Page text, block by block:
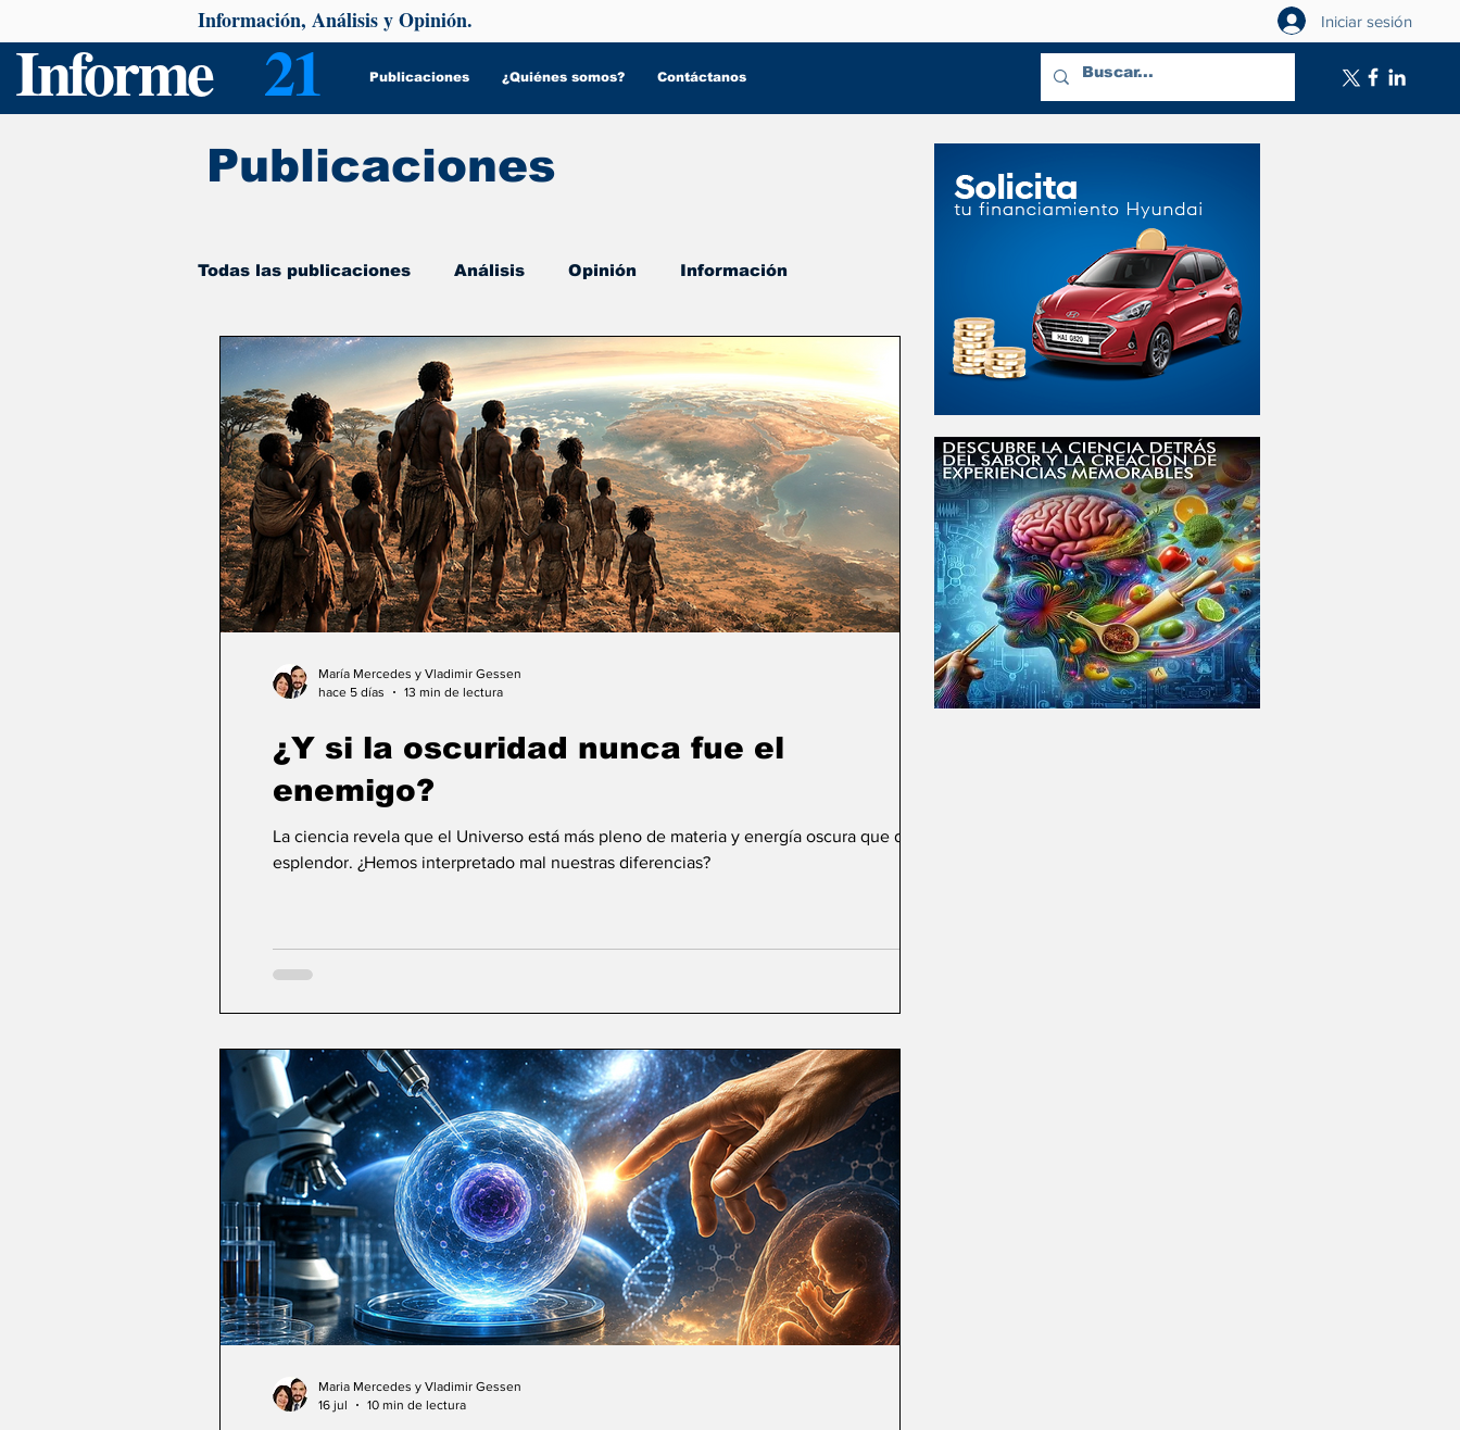
Informe 21 Publicaciones ¿Quiénes somos? Contáctanos
Información, Análisis y Opinión. Iniciar sesión
Todas las publicaciones Análisis Opinión Información
De interés Psicología y Salud
¿Y si la oscuridad nunca fue el
enemigo?
La ciencia revela que el Universo está más pleno de materia y energía oscura que de
esplendor. ¿Hemos interpretado mal nuestras diferencias?
María Mercedes y Vladimir Gessen
hace 5 días
13 min de lectura
Maria Mercedes y Vladimir Gessen
16 jul
10 min de lectura
Publicaciones